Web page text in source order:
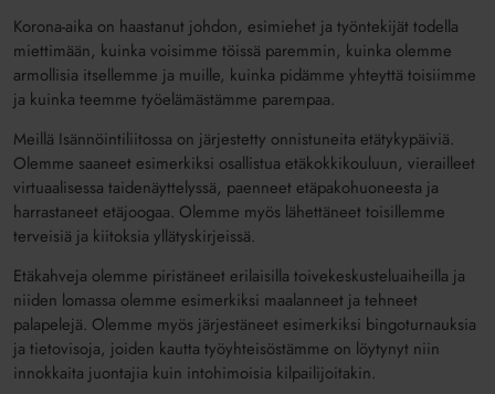
Korona-aika on haastanut johdon, esimiehet ja työntekijät todella
miettimään, kuinka voisimme töissä paremmin, kuinka olemme
armollisia itsellemme ja muille, kuinka pidämme yhteyttä toisiimme
ja kuinka teemme työelämästämme parempaa.
Meillä Isännöintiliitossa on järjestetty onnistuneita etätykypäiviä.
Olemme saaneet esimerkiksi osallistua etäkokkikouluun, vierailleet
virtuaalisessa taidenäyttelyssä, paenneet etäpakohuoneesta ja
harrastaneet etäjoogaa. Olemme myös lähettäneet toisillemme
terveisiä ja kiitoksia yllätyskirjeissä.
Etäkahveja olemme piristäneet erilaisilla toivekeskusteluaiheilla ja
niiden lomassa olemme esimerkiksi maalanneet ja tehneet
palapelejä. Olemme myös järjestäneet esimerkiksi bingoturnauksia
ja tietovisoja, joiden kautta työyhteisöstämme on löytynyt niin
innokkaita juontajia kuin intohimoisia kilpailijoitakin.